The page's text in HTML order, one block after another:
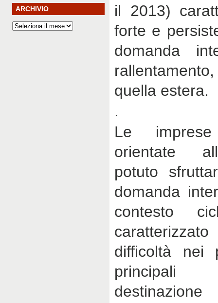
ARCHIVIO
il 2013)
forte e
domanda
quella estera.
.
Le imprese
orientate
potuto
domanda
contesto
difficoltà nei